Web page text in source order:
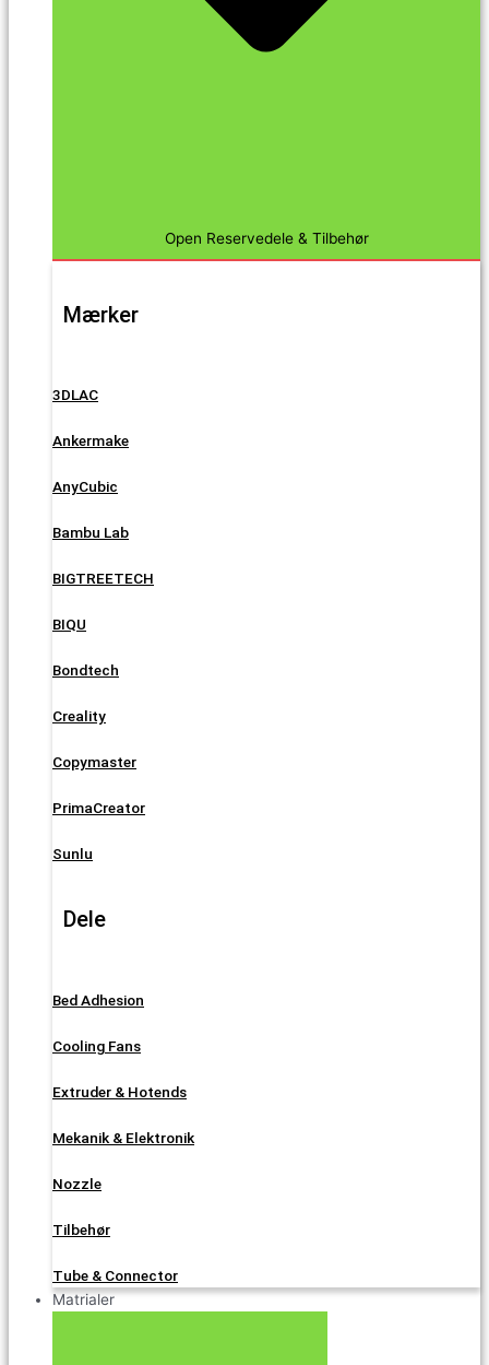
Open Reservedele & Tilbehør
Mærker
3DLAC
Ankermake
AnyCubic
Bambu Lab
BIGTREETECH
BIQU
Bondtech
Creality
Copymaster
PrimaCreator
Sunlu
Dele
Bed Adhesion
Cooling Fans
Extruder & Hotends
Mekanik & Elektronik
Nozzle
Tilbehør
Tube & Connector
Matrialer